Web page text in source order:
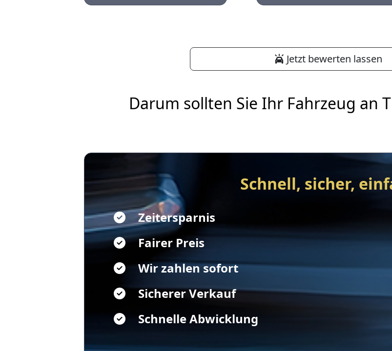
Jetzt bewerten lassen
Darum sollten Sie Ihr Fahrzeug an
Schnell, sicher,
Zeitersparnis
Fairer Preis
Wir zahlen sofort
Sicherer Verkauf
Schnelle Abwicklung